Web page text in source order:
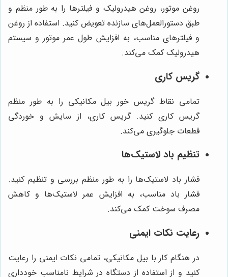
روغن موتور، روغن هیدرولیک و فیلترها را به طور منظم و
طبق دستورالعمل‌های سازنده تعویض کنید. استفاده از روغن
و فیلترهای مناسب، به افزایش طول عمر موتور و سیستم
هیدرولیک کمک می‌کند.
گریس کاری
تمامی نقاط گریس خور بیل مکانیکی را به طور منظم
گریس کاری کنید. گریس کاری، از سایش و خوردگی
قطعات جلوگیری می‌کند.
تنظیم باد لاستیک‌ها
فشار باد لاستیک‌ها را به طور منظم بررسی و تنظیم کنید.
فشار باد مناسب، به افزایش عمر لاستیک‌ها و کاهش
مصرف سوخت کمک می‌کند.
رعایت نکات ایمنی
در هنگام کار با بیل مکانیکی، تمامی نکات ایمنی را رعایت
کنید و از استفاده از دستگاه در شرایط نامناسب خودداری